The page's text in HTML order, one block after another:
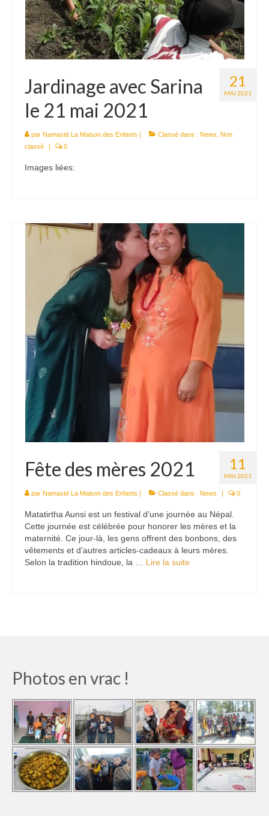
21
MAI 2021
Jardinage avec Sarina
le 21 mai 2021
par Namasté La Maison des Enfants | Classé dans : News Non
classé
| 0
Images liées:
11
MAI 2021
Fête des mères 2021
par Namasté La Maison des Enfants | Classé dans : News | 0
Matatirtha Aunsi est un festival d’une journée au Népal.
Cette journée est célébrée pour honorer les mères et la
maternité. Ce jour-là, les gens offrent des bonbons, des
vêtements et d’autres articles-cadeaux à leurs mères.
Selon la tradition hindoue, la … Lire la suite­­
Photos en vrac !